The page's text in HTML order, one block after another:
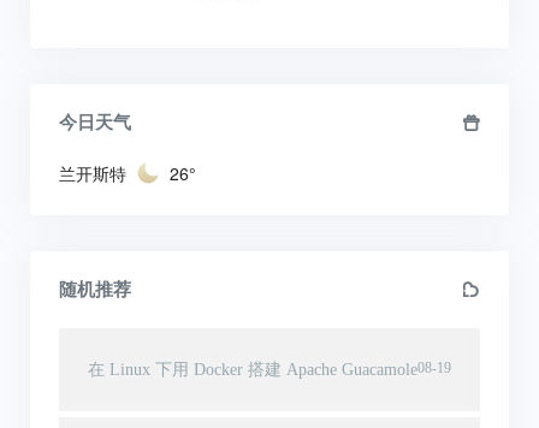
今日天气
兰开斯特 26°
随机推荐
08-19
在 Linux 下用 Docker 搭建 Apache Guacamole